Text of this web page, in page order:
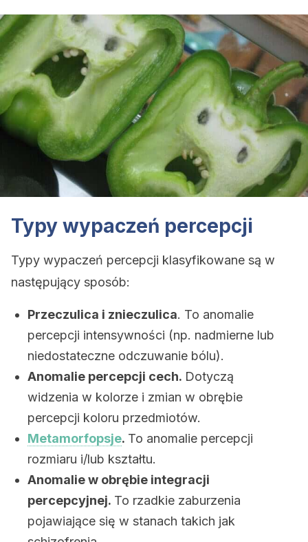
Typy wypaczeń percepcji
Typy wypaczeń percepcji klasyfikowane są w
następujący sposób:
Przeczulica i znieczulica. To anomalie
percepcji intensywności (np. nadmierne lub
niedostateczne odczuwanie bólu).
Anomalie percepcji cech. Dotyczą
widzenia w kolorze i zmian w obrębie
percepcji koloru przedmiotów.
Metamorfopsje. To anomalie percepcji
rozmiaru i/lub kształtu.
Anomalie w obrębie integracji
percepcyjnej. To rzadkie zaburzenia
pojawiające się w stanach takich jak